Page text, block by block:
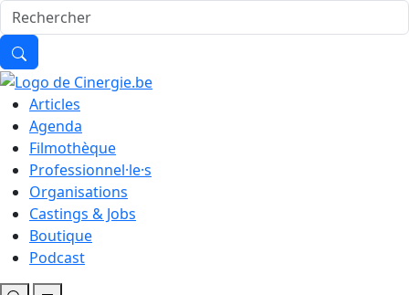
Articles
Agenda
Filmothèque
Professionnel·le·s
Organisations
Castings & Jobs
Boutique
Podcast